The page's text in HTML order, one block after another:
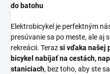
do batohu
Elektrobicykel je perfektným
presúvanie sa po meste, ale aj
rekreácii. Terazsi vďaka našej
bicykel nabíjať na cestách,
staniciach, bez toho, aby ste